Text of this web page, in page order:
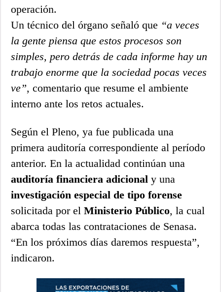
operación.
Un técnico del órgano señaló que “a veces
la gente piensa que estos procesos son
simples, pero detrás de cada informe hay un
trabajo enorme que la sociedad pocas veces
ve”, comentario que resume el ambiente
interno ante los retos actuales.
Según el Pleno, ya fue publicada una
primera auditoría correspondiente al período
anterior. En la actualidad continúan una
auditoría financiera adicional y una
investigación especial de tipo forense
solicitada por elMinisterio Público, la cual
abarca todas las contrataciones de Senasa.
“En los próximos días daremos respuesta”,
indicaron.